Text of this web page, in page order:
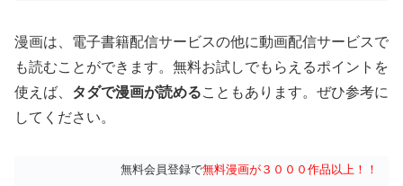
漫画は、電子書籍配信サービスの他に動画配信サービスで
も読むことができます。無料お試しでもらえるポイントを
使えば、 タダで漫画が読めることもあります。ぜひ参考に
してください。
無料会員登録で無料漫画が３０００作品以上！！